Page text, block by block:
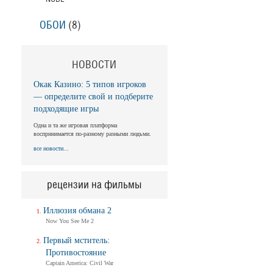
Трейлер (на русском)
Балерина
Трейлер
Тизер-трейлер (на русском)
Балерина
Тизер-трейлер
ОБОИ (8)
НОВОСТИ
Окак Казино: 5 типов игроков
— определите свой и подберите
подходящие игры
Одна и та же игровая платформа
воспринимается по-разному разными людьми.
все новости...
рецензии на фильмы
Иллюзия обмана 2
Now You See Me 2
Первый мститель:
Противостояние
Captain America: Civil War